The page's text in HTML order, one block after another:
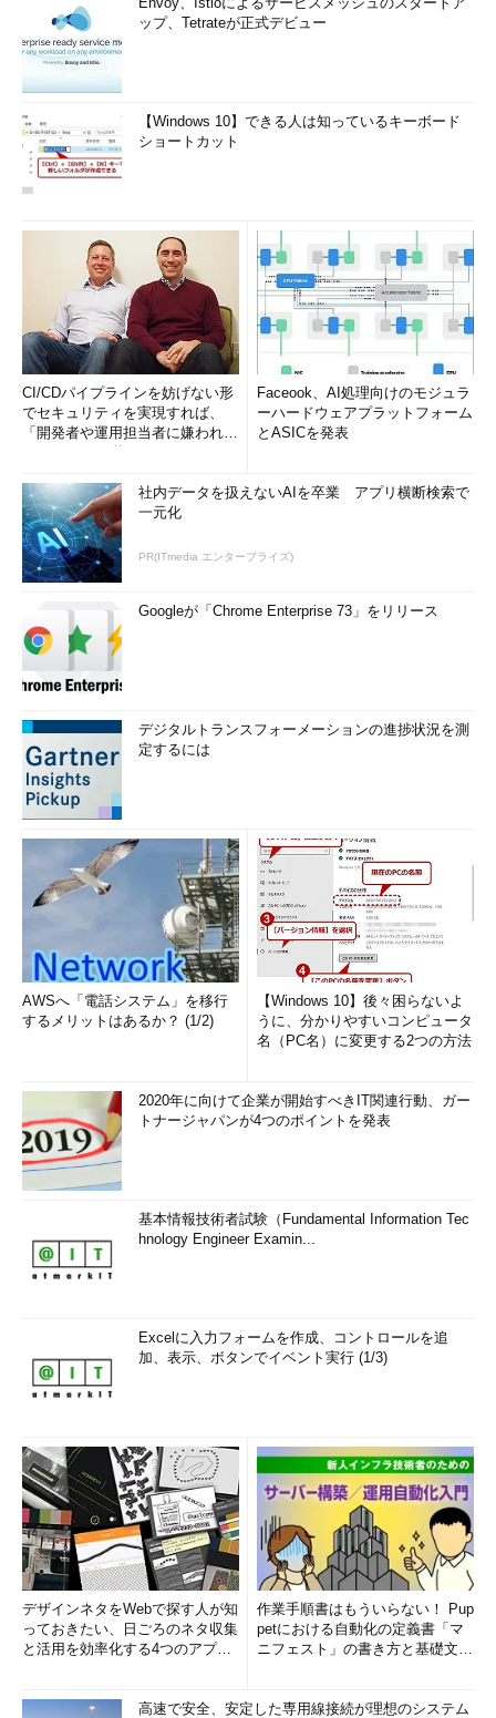
ップ、Tetrateが正式デビュー
【Windows 10】できる人は知っているキーボード
ショートカット
CI/CDパイプラインを妨げない形
でセキュリティを実現すれば、
「開発者や運用担当者に嫌われな
Faceook、AI処理向けのモジュラ
ーハードウェアプラットフォーム
とASICを発表
社内データを扱えないAIを卒業 アプリ横断検索で
一元化
PR(ITmedia エンタープライズ)
Googleが「Chrome Enterprise 73」をリリース
デジタルトランスフォーメーションの進捗状況を測
定するには
AWSへ「電話システム」を移行
するメリットはあるか？ (1/2)
【Windows 10】後々困らないよ
うに、分かりやすいコンピュータ
名（PC名）に変更する2つの方法
2020年に向けて企業が開始すべきIT関連行動、ガー
トナージャパンが4つのポイントを発表
基本情報技術者試験（Fundamental Information Tec
hnology Engineer Examin...
Excelに入力フォームを作成、コントロールを追
加、表示、ボタンでイベント実行 (1/3)
デザインネタをWebで探す人が知
っておきたい、日ごろのネタ収集
と活用を効率化する4つのアプリ
作業手順書はもういらない！ Pup
petにおける自動化の定義書「マ
ニフェスト」の書き方と基礎文法
高速で安全、安定した専用線接続が理想のシステム